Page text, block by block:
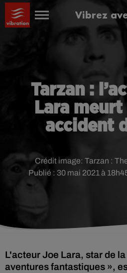
Vibrez
Tarzan :
Lara
accident
Publié : 30 mai 2021 à
Crédit image: Tarzan :
L'acteur Joe Lara, star de
aventures fantastiques »,